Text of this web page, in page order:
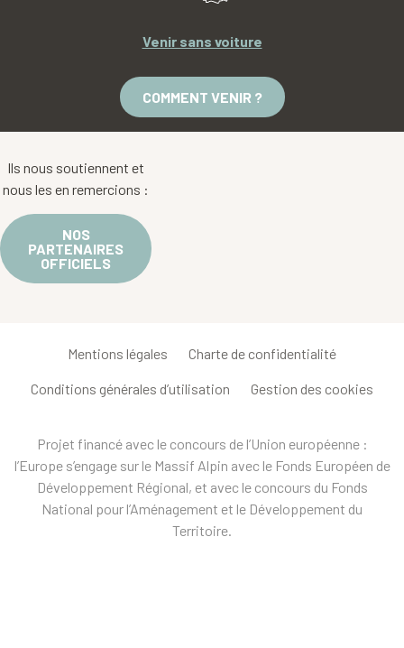
Venir sans voiture
COMMENT VENIR ?
Ils nous soutiennent et
nous les en remercions :
NOS
PARTENAIRES
OFFICIELS
Mentions légales Charte de confidentialité
Conditions générales d’utilisation Gestion des cookies
Projet financé avec le concours de l’Union européenne :
l’Europe s’engage sur le Massif Alpin avec le Fonds Européen de
Développement Régional, et avec le concours du Fonds
National pour l’Aménagement et le Développement du
Territoire.